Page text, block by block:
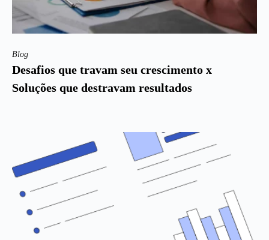
Blog
Desafios que travam seu crescimento x
Soluções que destravam resultados